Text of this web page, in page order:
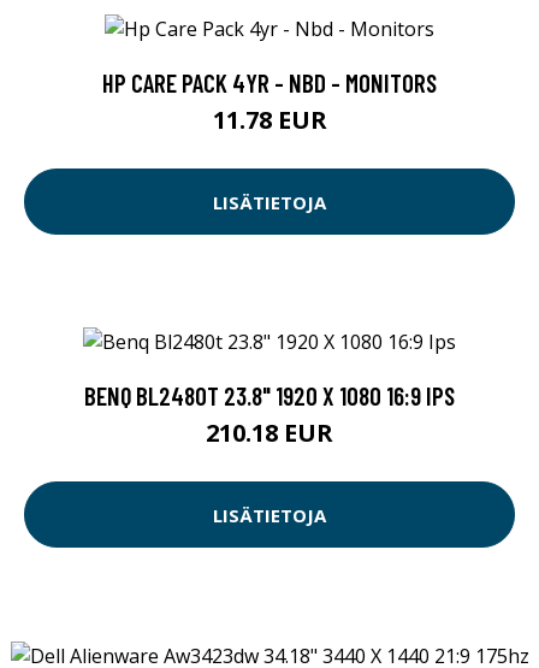
HP CARE PACK 4YR - NBD - MONITORS
11.78 EUR
LISÄTIETOJA
BENQ BL2480T 23.8" 1920 X 1080 16:9 IPS
210.18 EUR
LISÄTIETOJA